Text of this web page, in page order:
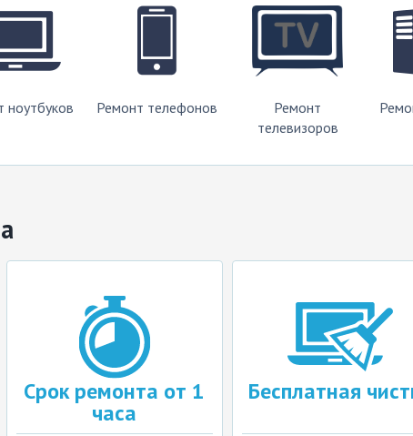
ноутбуков Ремонт телефонов
Ремонт
телевизоров
Срок ремонта от 1
часа
Бесплатная